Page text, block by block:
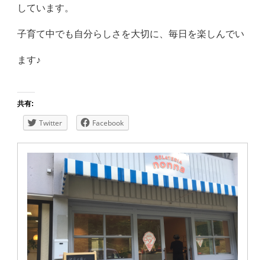
しています。
子育て中でも自分らしさを大切に、毎日を楽しんでい
ます♪
共有:
Twitter Facebook